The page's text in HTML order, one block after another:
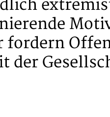
fordern
der